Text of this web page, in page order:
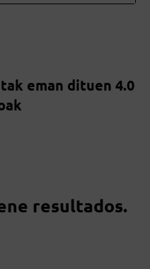
eman dituen 4.0
resultados.